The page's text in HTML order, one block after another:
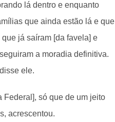
lá dentro e enquanto
que ainda estão lá e que
já saíram [da favela] e
a moradia definitiva.
ele.
Federal], só que de um jeito
acrescentou.